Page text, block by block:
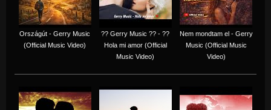
Országút - Gerry Music
(Official Music Video)
?? Gerry Music ?? - ??
Hola mi amor (Official
Music Video)
Nem mondtam el - Gerry
Music (Official Music
Video)